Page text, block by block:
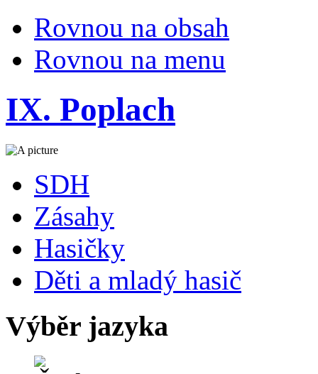
Rovnou na obsah
Rovnou na menu
IX. Poplach
SDH
Zásahy
Hasičky
Děti a mladý hasič
Výběr jazyka